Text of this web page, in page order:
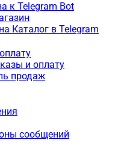
к Telegram Bot
Каталог в Telegram
и оплату
продаж
сообщений